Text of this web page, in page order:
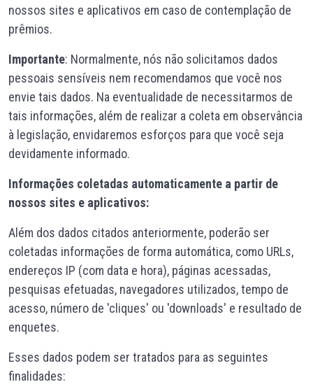
nossos sites e aplicativos em caso de contemplação de
prêmios.
Importante: Normalmente, nós não solicitamos dados
pessoais sensíveis nem recomendamos que você nos
envie tais dados. Na eventualidade de necessitarmos de
tais informações, além de realizar a coleta em observância
à legislação, envidaremos esforços para que você seja
devidamente informado.
Informações coletadas automaticamente a partir de
nossos sites e aplicativos:
Além dos dados citados anteriormente, poderão ser
coletadas informações de forma automática, como URLs,
endereços IP (com data e hora), páginas acessadas,
pesquisas efetuadas, navegadores utilizados, tempo de
acesso, número de 'cliques' ou 'downloads' e resultado de
enquetes.
Esses dados podem ser tratados para as seguintes
finalidades: